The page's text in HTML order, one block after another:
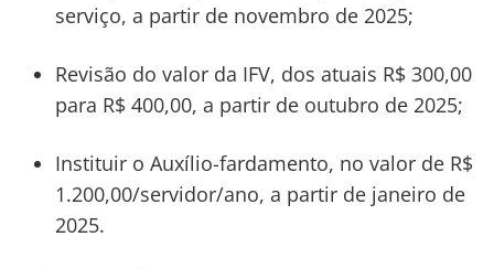
serviço, a partir de novembro de 2025;
Revisão do valor da IFV, dos atuais R$ 300,00
para R$ 400,00, a partir de outubro de 2025;
Instituir o Auxílio-fardamento, no valor de R$
1.200,00/servidor/ano, a partir de janeiro de
2025.